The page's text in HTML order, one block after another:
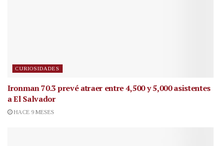
CURIOSIDADES
Ironman 70.3 prevé atraer entre 4,500 y 5,000 asistentes
a El Salvador
HACE 9 MESES